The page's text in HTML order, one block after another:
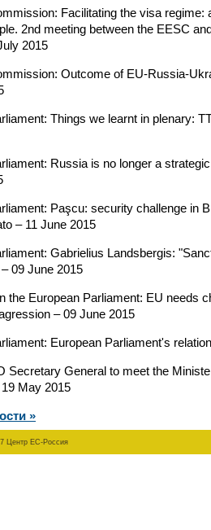
Facilitating the visa regime:
2nd meeting between the EESC
2015
Outcome of EU-Russia-
Things we learnt in plenary:
Russia is no longer a
Paşcu: security challenge in
– 11 June 2015
Gabrielius Landsbergis:
09 June 2015
the European Parliament: EU needs
– 09 June 2015
European Parliament's
Secretary General to meet the
May 2015
»
Центр ЕС-Россия